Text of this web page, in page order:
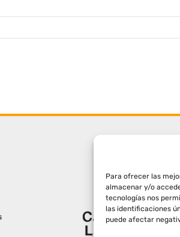
Para ofrecer las
almacenar y/o
tecnologías nos
las identificaciones
puede afectar